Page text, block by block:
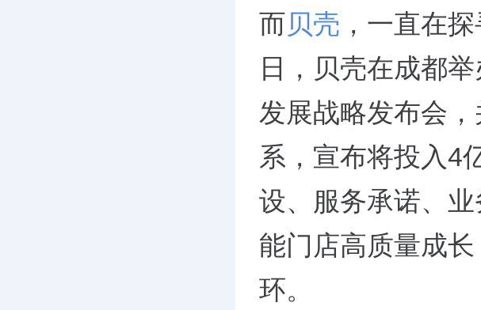
而贝壳 ，一直在
日，贝壳在成都
发展战略发布会，
系，宣布将投入4
设、服务承诺、
能门店高质量成
环。